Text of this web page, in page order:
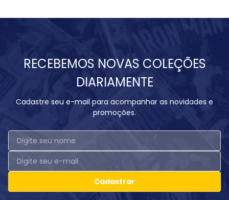
RECEBEMOS NOVAS COLEÇÕES
DIARIAMENTE
Cadastre seu e-mail para acompanhar as novidades e
promoções.
Cadastrar